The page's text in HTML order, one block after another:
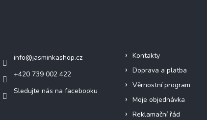
info@jasminkashop.cz
+420 739 002 422
Sledujte nás na facebooku
Kontakty
Doprava a platba
Věrnostní program
Moje objednávka
Reklamační řád